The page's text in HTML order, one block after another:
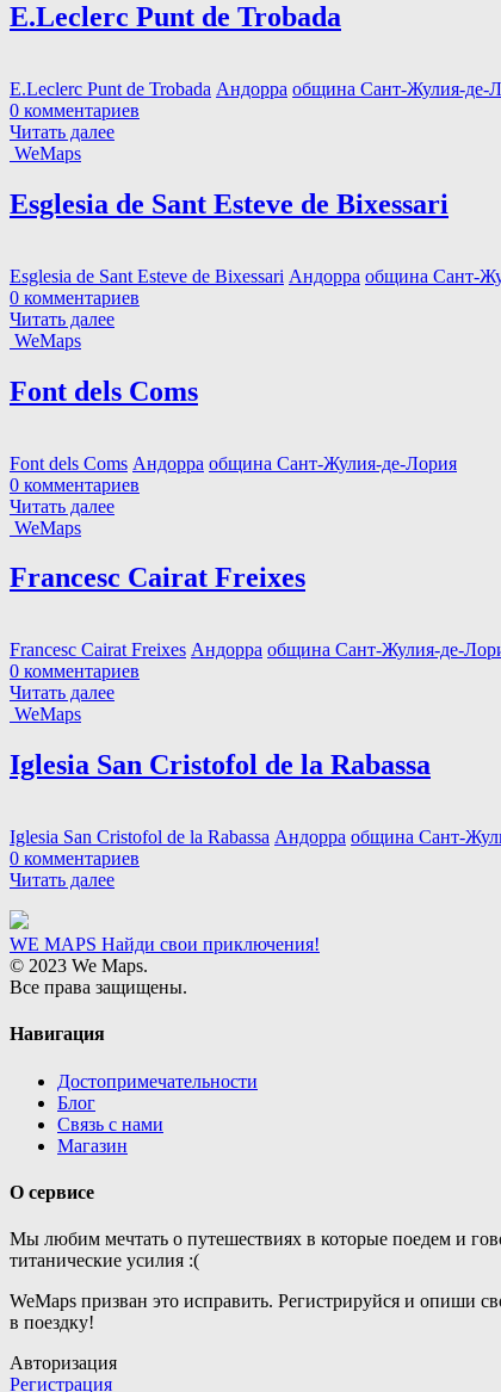
E.Leclerc Punt de Trobada
E.Leclerc Punt de Trobada Андорра община Сант-Жулия-де-
0 комментариев
Читать далее
WeMaps
Esglesia de Sant Esteve de Bixessari
Esglesia de Sant Esteve de Bixessari Андорра община Сант-
0 комментариев
Читать далее
WeMaps
Font dels Coms
Font dels Coms Андорра община Сант-Жулия-де-Лория
0 комментариев
Читать далее
WeMaps
Francesc Cairat Freixes
Francesc Cairat Freixes Андорра община Сант-Жулия-де-
0 комментариев
Читать далее
WeMaps
Iglesia San Cristofol de la Rabassa
Iglesia San Cristofol de la Rabassa Андорра община Сант-
0 комментариев
Читать далее
WE MAPS Найди свои приключения!
© 2023 We Maps.
Все права защищены.
Навигация
Достопримечательности
Блог
Связь с нами
Магазин
О сервисе
Мы любим мечтать о путешествиях в которые поедем и
титанические усилия :(
WeMaps призван это исправить. Регистрируйся и опиши
в поездку!
Авторизация
Регистрация